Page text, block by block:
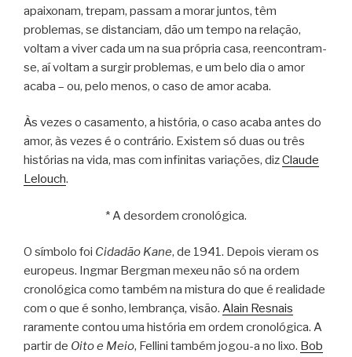
apaixonam, trepam, passam a morar juntos, têm
problemas, se distanciam, dão um tempo na relação,
voltam a viver cada um na sua própria casa, reencontram-
se, aí voltam a surgir problemas, e um belo dia o amor
acaba – ou, pelo menos, o caso de amor acaba.
Às vezes o casamento, a história, o caso acaba antes do
amor, às vezes é o contrário. Existem só duas ou três
histórias na vida, mas com infinitas variações, dizClaude
Lelouch.
* A desordem cronológica.
O símbolo foi Cidadão Kane, de 1941. Depois vieram os
europeus. Ingmar Bergman mexeu não só na ordem
cronológica como também na mistura do que é realidade
com o que é sonho, lembrança, visão. Alain Resnais
raramente contou uma história em ordem cronológica. A
partir de Oito e Meio, Fellini também jogou-a no lixo. Bob